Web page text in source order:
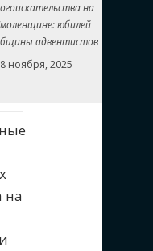
на
юбилей
адвентистов
ноября, 2025
на